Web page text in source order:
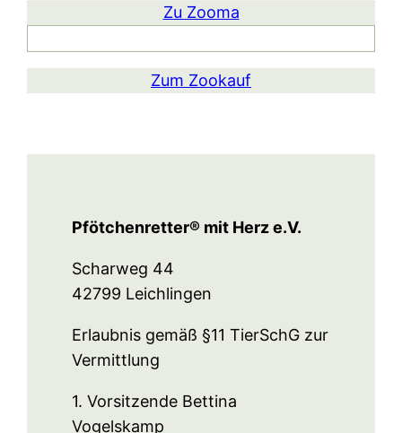
Zu Zooma
Zum Zookauf
Pfötchenretter® mit Herz e.V.
Scharweg 44
42799 Leichlingen
Erlaubnis gemäß §11 TierSchG zur
Vermittlung
1. Vorsitzende Bettina
Vogelskamp